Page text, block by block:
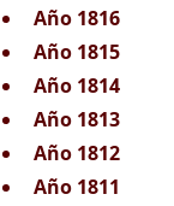
Año 1816
Año 1815
Año 1814
Año 1813
Año 1812
Año 1811